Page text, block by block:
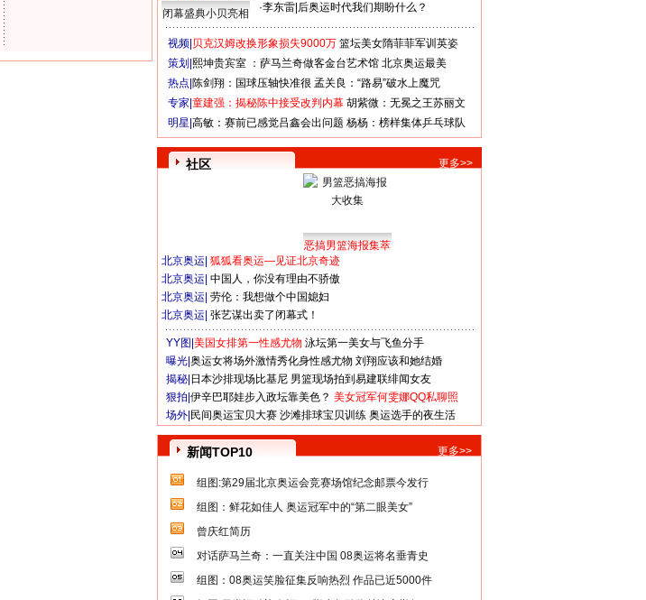
闭幕盛典小贝亮相
·李东雷 后奥运时代我们期盼什么？
视频| 贝克汉姆改换形象损失9000万 篮坛美女隋菲菲军训英姿
策划| 熙坤贵宾室 ：萨马兰奇做客金台艺术馆 北京奥运最美
热点| 陈剑翔：国球压轴快准很 孟关良：“路易”破水上魔咒
专家| 童建强：揭秘陈中接受改判内幕 胡紫微：无冕之王苏丽文
明星| 高敏：赛前已感觉吕鑫会出问题 杨杨：榜样集体乒乓球队
社区 更多>>
恶搞男篮海报集萃
北京奥运 狐狐看奥运—见证北京奇迹
北京奥运 中国人，你没有理由不骄傲
北京奥运 劳伦：我想做个中国媳妇
北京奥运 张艺谋出卖了闭幕式！
YY图| 美国女排第一性感尤物 泳坛第一美女与飞鱼分手
曝光| 奥运女将场外激情秀化身性感尤物 刘翔应该和她结婚
揭秘| 日本沙排现场比基尼 男篮现场拍到易建联绯闻女友
狠拍| 伊辛巴耶娃步入政坛靠美色？ 美女冠军何雯娜QQ私聊照
场外| 民间奥运宝贝大赛 沙滩排球宝贝训练 奥运选手的夜生活
新闻TOP10 更多>>
组图:第29届北京奥运会竞赛场馆纪念邮票今发行
组图：鲜花如佳人 奥运冠军中的“第二眼美女”
曾庆红简历
对话萨马兰奇：一直关注中国 08奥运将名垂青史
组图：08奥运笑脸征集反响热烈 作品已近5000件